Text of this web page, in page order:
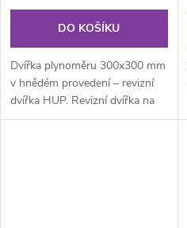
DO KOŠÍKU
Dvířka plynoměru 300x300 mm
v hnědém provedení – revizní
dvířka HUP. Revizní dvířka na
plyn vyrobená z hnědého...